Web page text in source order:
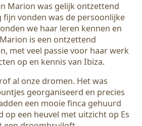
Marion was gelijk ontzettend
fijn vonden was de persoonlijke
we haar leren kennen en
is een ontzettend
met veel passie voor haar werk
op en kennis van Ibiza.
al onze dromen. Het was
georganiseerd en precies
een mooie finca gehuurd
op een heuvel met uitzicht op Es